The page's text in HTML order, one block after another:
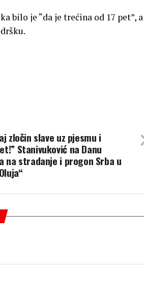
bilo je “da je trećina od 17 pet”, a
zločin slave uz pjesmu i
Stanivuković na Danu
na stradanje i progon Srba u